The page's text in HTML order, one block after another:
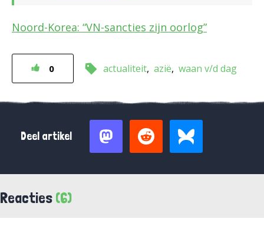
Noord-Korea: “VN-sancties zijn oorlog”
0 actualiteit azië waan v/d dag
Deel artikel
Reacties (6)